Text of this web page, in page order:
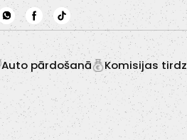
Auto pārdošanā Komisijas